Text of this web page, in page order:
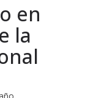
en
la